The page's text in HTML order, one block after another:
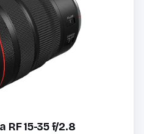
RF 15-35 f/2.8